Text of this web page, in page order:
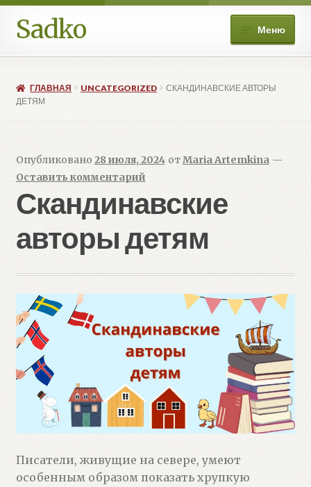
Перейти
к
навигации
Перейти
к
содержимому
Sadko Меню
Книжные подборки
Мой аккаунт
Избранное
Больше
меню
ГЛАВНАЯ UNCATEGORIZED
СКАНДИНАВСКИЕ АВТОРЫ
ДЕТЯМ
Опубликовано 28 июля, 2024 отMaria Artemkina —
Оставить комментарий
Скандинавские
авторы детям
Писатели, живущие на севере, умеют
особенным образом показать хрупкую